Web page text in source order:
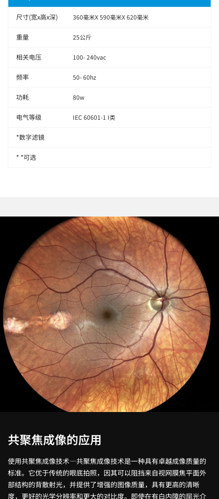
尺寸(宽x高x深) 360毫米X 590毫米X 620毫米
重量 25公斤
相关电压 100- 240vac
频率 50- 60hz
功耗 80w
电气等级 IEC 60601-1 I类
*数字滤镜
* *可选
共聚焦成像的应用
使用共聚焦成像技术—共聚焦成像技术是一种具有卓越成像质量的
标准。它优于传统的眼底拍照，因其可以阻挡来自视网膜焦平面外
部结构的背散射光，并提供了增强的图像质量，具有更高的清晰
度，更好的光学分辨率和更大的对比度。即使在有白内障的屈光介